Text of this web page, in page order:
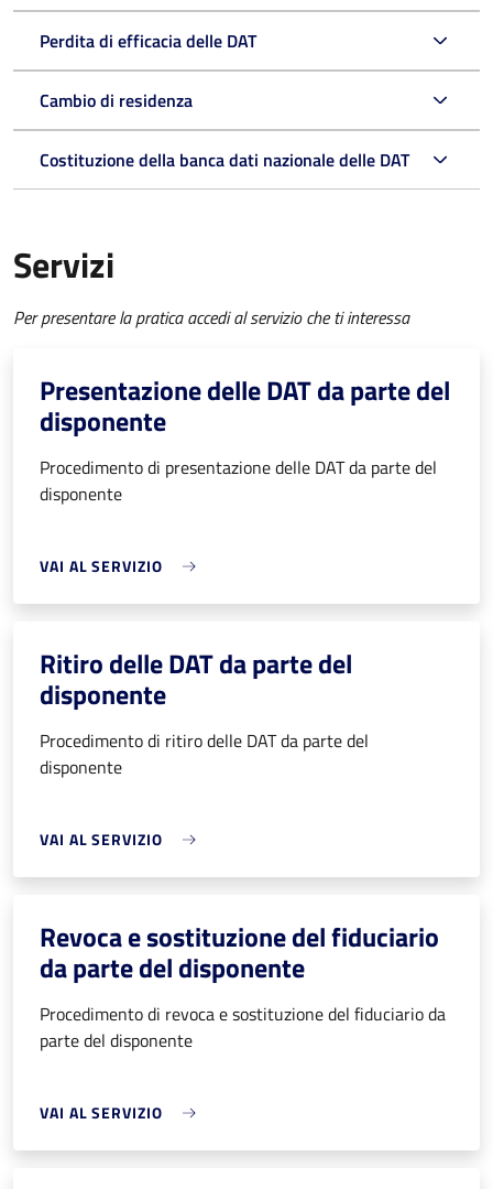
Perdita di efficacia delle DAT
Cambio di residenza
Costituzione della banca dati nazionale delle DAT
Servizi
Per presentare la pratica accedi al servizio che ti interessa
Presentazione delle DAT da parte del
disponente
Procedimento di presentazione delle DAT da parte del
disponente
VAI AL SERVIZIO
Ritiro delle DAT da parte del
disponente
Procedimento di ritiro delle DAT da parte del
disponente
VAI AL SERVIZIO
Revoca e sostituzione del fiduciario
da parte del disponente
Procedimento di revoca e sostituzione del fiduciario da
parte del disponente
VAI AL SERVIZIO